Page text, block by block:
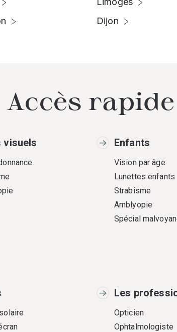
Dijon
Accès rapide
visuels Enfants
Vision par âge
Lunettes enfants
Strabisme
Amblyopie
Spécial
Les
Opticien
Ophtalmologiste